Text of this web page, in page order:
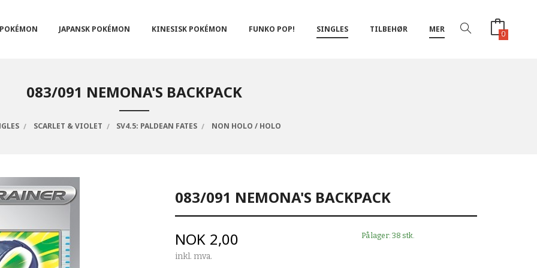
POKÉMON JAPANSK POKÉMON KINESISK POKÉMON FUNKO POP! SINGLES TILBEHØR MER 0
083/091 NEMONA'S BACKPACK
SCARLET & VIOLET SV4.5: PALDEAN FATES NON HOLO / HOLO
083/091 NEMONA'S BACKPACK
Pris
NOK 2,00
inkl. mva.
På lager: 38 stk.